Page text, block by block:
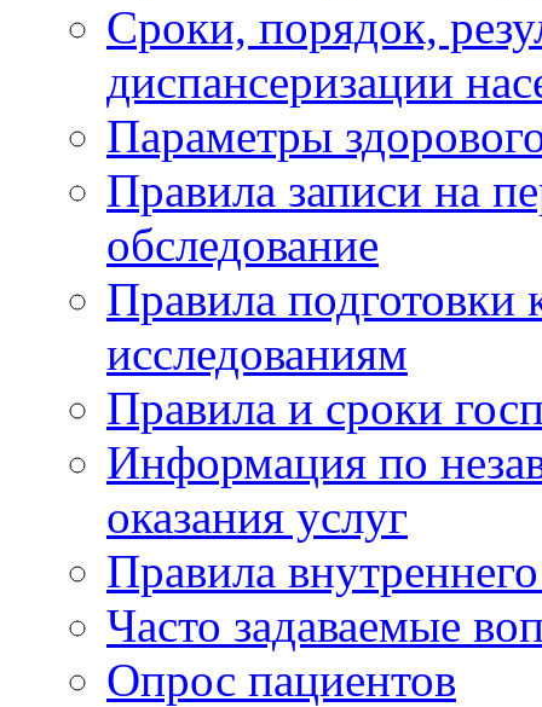
Сроки, порядок,
диспансеризации
Параметры
Правила записи на
обследование
Правила подготовки
исследованиям
Правила и сроки
Информация по
оказания услуг
Правила
Часто задаваемые
Опрос пациентов